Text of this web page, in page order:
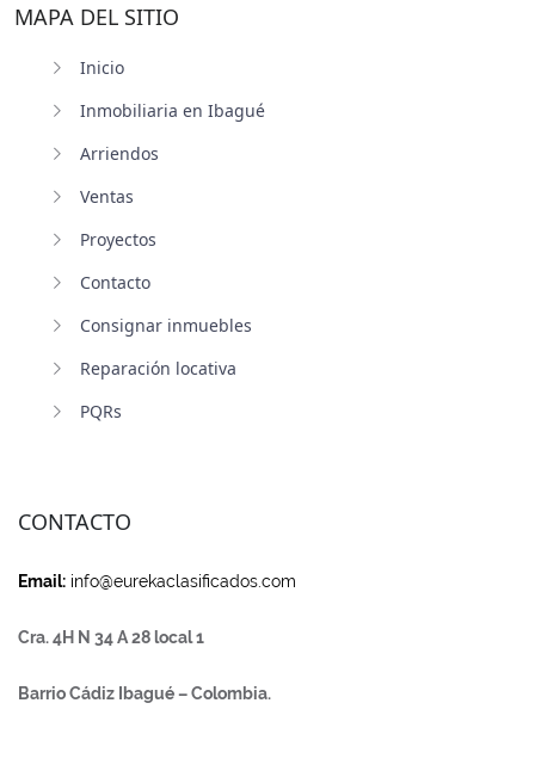
MAPA DEL SITIO
Inicio
Inmobiliaria en Ibagué
Arriendos
Ventas
Proyectos
Contacto
Consignar inmuebles
Reparación locativa
PQRs
CONTACTO
Email: info@eurekaclasificados.com
Cra. 4H N 34 A 28 local 1
Barrio Cádiz Ibagué – Colombia.